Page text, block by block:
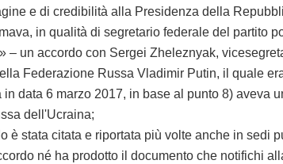
e di credibilità alla Presidenza della
qualità di segretario federale del partito
– un accordo con Sergei Zheleznyak,
Federazione Russa Vladimir Putin, il quale
6 marzo 2017, in base al punto 8) aveva
dell'Ucraina;
citata e riportata più volte anche in sedi
né ha prodotto il documento che notifichi